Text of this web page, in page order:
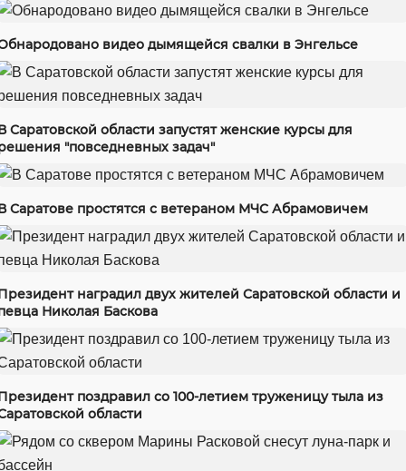
видео дымящейся свалки в Энгельсе
Саратовской области запустят женские курсы для
"повседневных задач"
Саратове простятся с ветераном МЧС Абрамовичем
наградил двух жителей Саратовской области и
Николая Баскова
поздравил со 100-летием труженицу тыла из
области